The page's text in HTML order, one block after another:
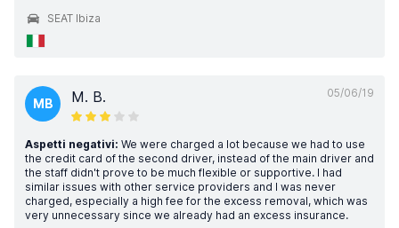
SEAT Ibiza
05/06/19
MB M. B.
Aspetti negativi: We were charged a lot because we had to use
the credit card of the second driver, instead of the main driver and
the staff didn't prove to be much flexible or supportive. I had
similar issues with other service providers and I was never
charged, especially a high fee for the excess removal, which was
very unnecessary since we already had an excess insurance.